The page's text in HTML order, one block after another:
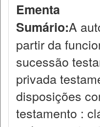
Ementa
Sumário:A
partir da
sucessão
privada
disposições
testamento :